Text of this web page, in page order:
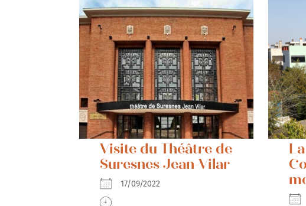
Visite du Théâtre de
Suresnes Jean-Vilar
17/09/2022